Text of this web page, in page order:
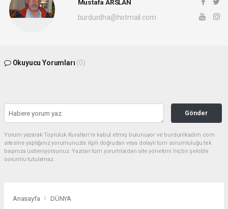
Mustafa ARSLAN
burdurdha@hotmail.com
Okuyucu Yorumları (0)
Gönder
Yorum yazarak Topluluk Kuralları’nı kabul etmiş bulunuyor ve burdurilkadim.com
sitesine yaptığınız yorumunuzla ilgili doğrudan veya dolaylı tüm sorumluluğu tek
başınıza üstleniyorsunuz. Yazılan tüm yorumlardan site yönetimi hiçbir şekilde
sorumlu tutulamaz.
Anasayfa DÜNYA